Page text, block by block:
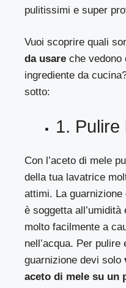
pulitissimi e super
Vuoi scoprire quali
da usare che vedono
ingrediente da
sotto:
1. Pulire
Con l’aceto di mele
della tua lavatrice
attimi. La
è soggetta
molto facilmente a
nell’acqua. Per
guarnizione devi solo
aceto di mele su un